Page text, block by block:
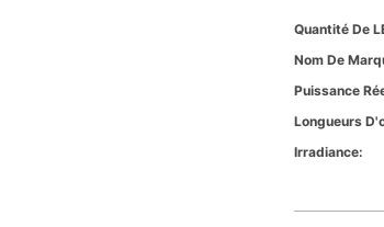
Quantité De
Nom De
Puissance
Longueurs
Irradiance: